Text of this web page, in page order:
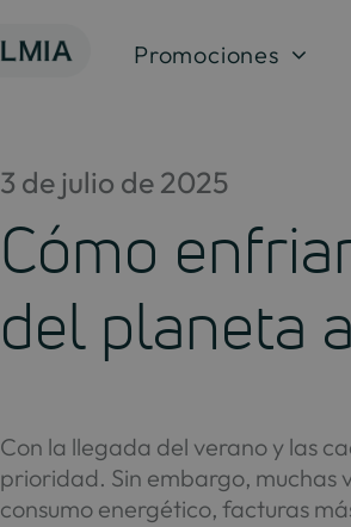
Promociones
3 de julio de 2025
Cómo
del planeta
Con la llegada del verano y las
prioridad. Sin embargo, muchas
consumo energético, facturas